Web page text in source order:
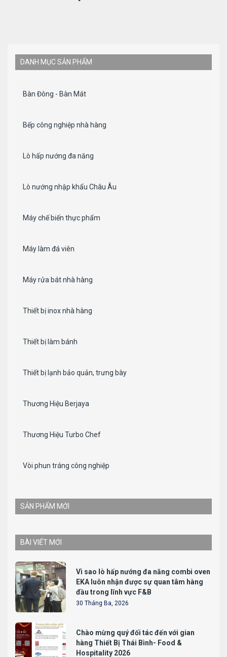
DANH MỤC SẢN PHẨM
Bàn Đông - Bàn Mát
Bếp công nghiệp nhà hàng
Lò hấp nướng đa năng
Lò nướng nhập khẩu Châu Âu
Máy chế biến thực phẩm
Máy làm đá viên
Máy rửa bát nhà hàng
Thiết bị inox nhà hàng
Thiết bị làm bánh
Thiết bị lạnh bảo quản, trưng bày
Thương Hiệu Berjaya
Thương Hiệu Turbo Chef
Vòi phun tráng công nghiệp
SẢN PHẨM MỚI
BÀI VIẾT MỚI
Vì sao lò hấp nướng đa năng combi oven
EKA luôn nhận được sự quan tâm hàng
đầu trong lĩnh vực F&B
30 Tháng Ba, 2026
Chào mừng quý đối tác đến với gian
hàng Thiết Bị Thái Bình- Food &
Hospitality 2026